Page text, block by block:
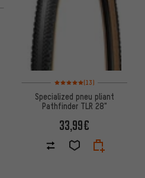
16 avis
Note moyenne : 5 sur 5 d'après
(13)
Specialized pneu pliant
Pathfinder TLR 28"
33,99€